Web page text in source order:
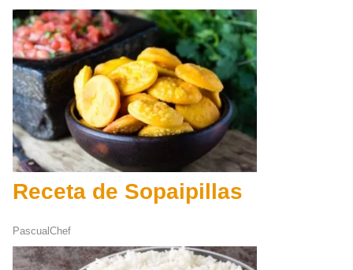
Receta de Sopaipillas
PascualChef